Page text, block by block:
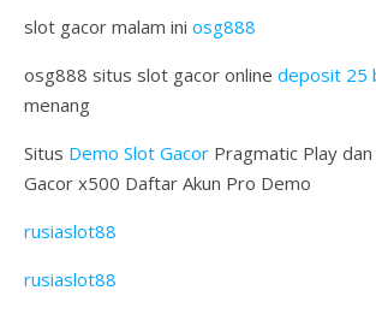
slot gacor malam ini osg888
osg888 situs slot gacor online deposit 25
menang
Situs Demo Slot Gacor Pragmatic Play
Gacor x500 Daftar Akun Pro Demo
rusiaslot88
rusiaslot88